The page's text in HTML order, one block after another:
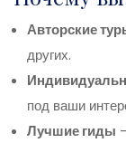
Авторские
других.
под ваши
Лучшие гиды